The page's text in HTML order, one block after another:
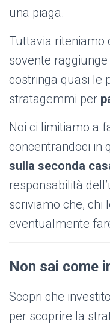
una piaga.
Tuttavia riteniamo
sovente
costringa quasi le
stratagemmi per
Noi ci limitiamo a
concentrandoci in
sulla seconda
responsabilità
scriviamo che, chi
eventualmente
Non sai come
Scopri che
per scoprire la